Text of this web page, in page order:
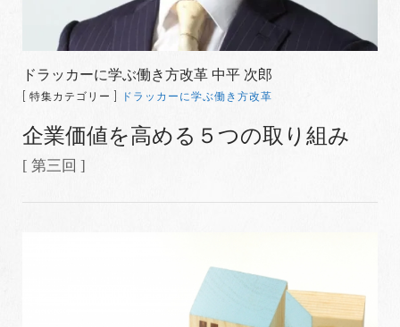
ドラッカーに学ぶ働き方改革 中平 次郎
[ 特集カテゴリー ] ドラッカーに学ぶ働き方改革
企業価値を高める５つの取り組み
[ 第三回 ]